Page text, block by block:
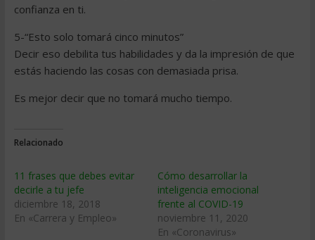
confianza en ti.
5-“Esto solo tomará cinco minutos”
Decir eso debilita tus habilidades y da la impresión de que
estás haciendo las cosas con demasiada prisa.
Es mejor decir que no tomará mucho tiempo.
Relacionado
11 frases que debes evitar
decirle a tu jefe
diciembre 18, 2018
En «Carrera y Empleo»
Cómo desarrollar la
inteligencia emocional
frente al COVID-19
noviembre 11, 2020
En «Coronavirus»